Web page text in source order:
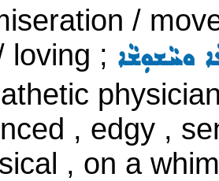
/
loving ; ܘܚܵܫܘܼܫܵܐ
, edgy ,
, on a